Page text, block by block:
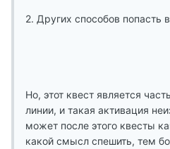
2. Других способов попасть
Но, этот квест является
линии, и такая активация
может после этого квесты
какой смысл спешить, тем